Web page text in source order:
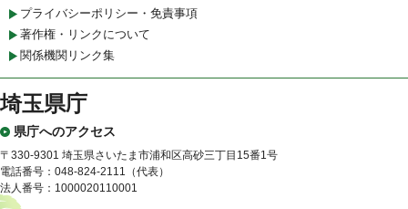
プライバシーポリシー・免責事項
著作権・リンクについて
関係機関リンク集
埼玉県庁
県庁へのアクセス
〒330-9301 埼玉県さいたま市浦和区高砂三丁目15番1号
電話番号：048-824-2111（代表）
法人番号：1000020110001